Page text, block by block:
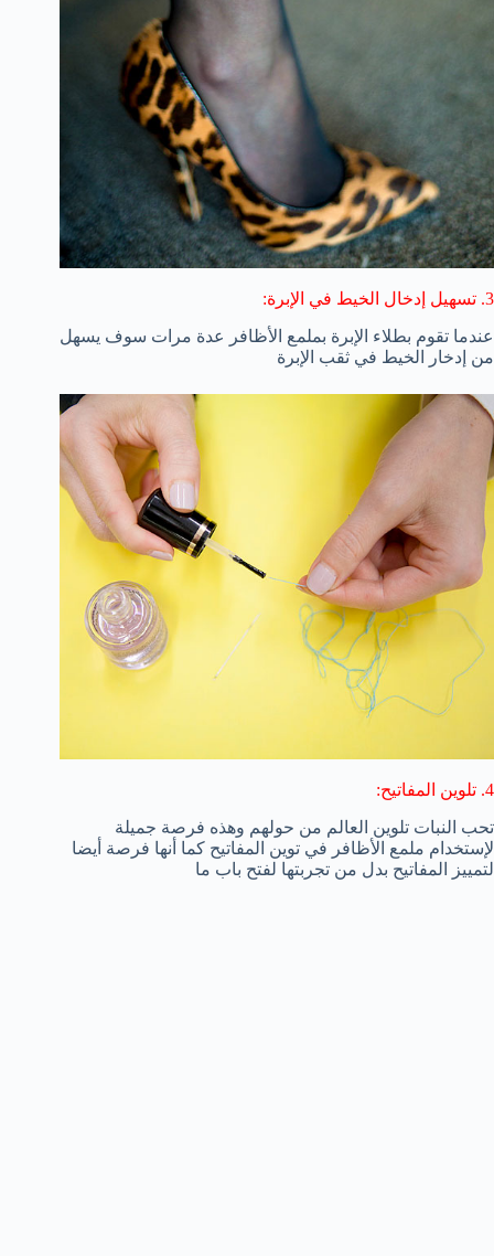
3. تسهيل إدخال الخيط في الإبرة:
عندما تقوم بطلاء الإبرة بملمع الأظافر عدة مرات سوف يسهل
من إدخار الخيط في ثقب الإبرة
4. تلوين المفاتيح:
تحب النبات تلوين العالم من حولهم وهذه فرصة جميلة
لإستخدام ملمع الأظافر في توين المفاتيح كما أنها فرصة أيضا
لتمييز المفاتيح بدل من تجربتها لفتح باب ما